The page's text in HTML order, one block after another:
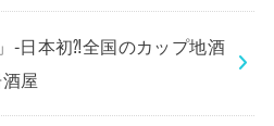
-日本初⁈全国のカップ地酒
屋